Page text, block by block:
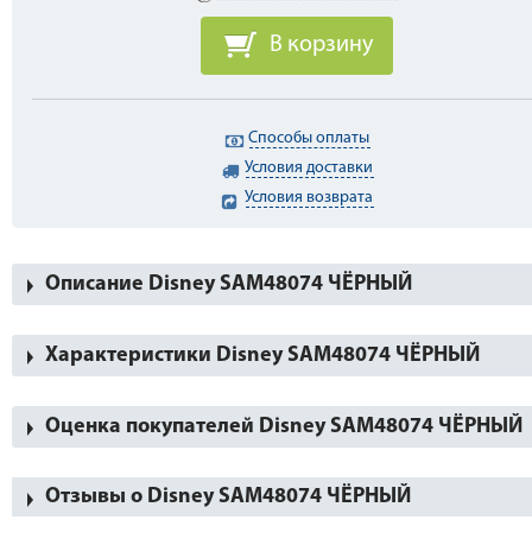
В корзину
Способы оплаты
Условия доставки
Условия возврата
Описание Disney SAM48074 ЧЁРНЫЙ
Характеристики Disney SAM48074 ЧЁРНЫЙ
Оценка покупателей Disney SAM48074 ЧЁРНЫЙ
Отзывы о Disney SAM48074 ЧЁРНЫЙ